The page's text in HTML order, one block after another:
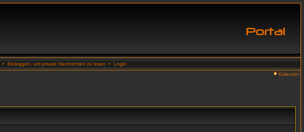
• Einloggen, um private Nachrichten zu lesen • Login
Kalender